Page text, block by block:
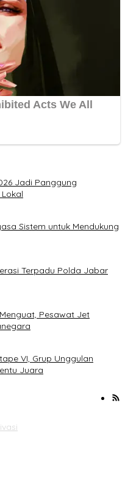
Jadi Panggung
Sistem untuk Mendukung
Terpadu Polda Jabar
Pesawat Jet
VI, Grup Unggulan
Juara